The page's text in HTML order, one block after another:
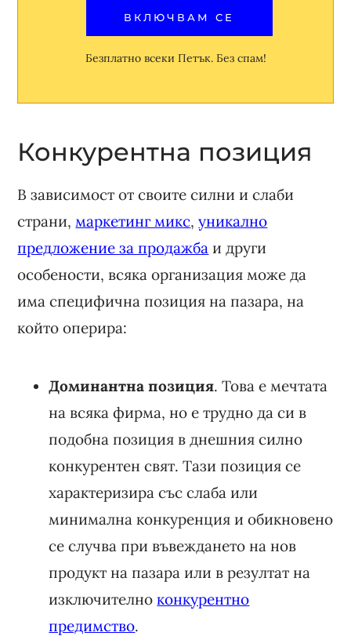
Безплатно всеки Петък. Без спам!
Конкурентна позиция
В зависимост от своите силни и слаби
страни, маркетинг микс,уникално
предложение за продажба и други
особености, всяка организация може да
има специфична позиция на пазара, на
който оперира:
Доминантна позиция. Това е мечтата
на всяка фирма, но е трудно да си в
подобна позиция в днешния силно
конкурентен свят. Тази позиция се
характеризира със слаба или
минимална конкуренция и обикновено
се случва при въвеждането на нов
продукт на пазара или в резултат на
изключителноконкурентно
предимство.